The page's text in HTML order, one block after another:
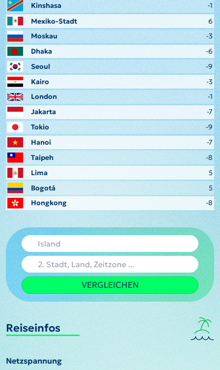
Kinshasa
-1
Mexiko-Stadt
6
Moskau
-3
Dhaka
-6
Seoul
-9
Kairo
-3
London
-1
Jakarta
-7
Tokio
-9
Hanoi
-7
Taipeh
-8
Lima
5
Bogotá
5
Hongkong
-8
VERGLEICHEN
Reiseinfos
Netzspannung